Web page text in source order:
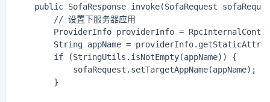
public SofaResponse invoke(SofaRequest
        // 设置下服务器应用
ProviderInfo providerInfo =
String appName =
        if (StringUtils.isNotEmpty(appName)) {
            sofaRequest.setTargetAppName(appName);
        }